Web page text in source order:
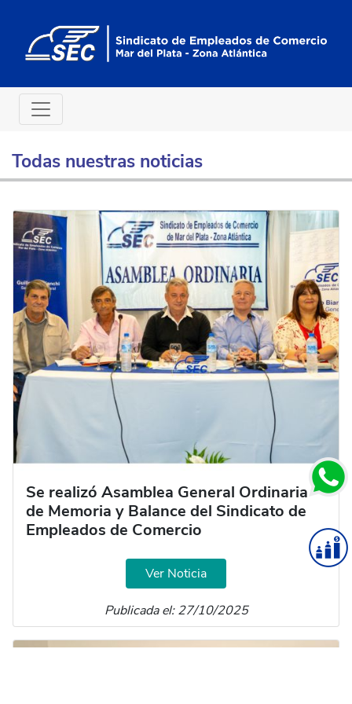
Todas nuestras noticias
Se realizó Asamblea General Ordinaria
de Memoria y Balance del Sindicato de
Empleados de Comercio
Ver Noticia
Publicada el: 27/10/2025